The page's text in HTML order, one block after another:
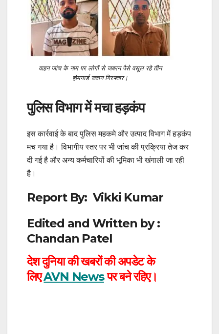
वाहन जांच के नाम पर लोगों से जबरन पैसे वसूल रहे तीन
होमगार्ड जवान गिरफ्तार।
पुलिस विभाग में मचा हड़कंप
इस कार्रवाई के बाद पुलिस महकमे और उत्पाद विभाग में हड़कंप
मच गया है। विभागीय स्तर पर भी जांच की प्रक्रिया तेज कर
दी गई है और अन्य कर्मचारियों की भूमिका भी खंगाली जा रही
है।
Report By: Vikki Kumar
Edited and Written by :
Chandan Patel
देश दुनिया की खबरों की अपडेट के
लिएAVN Newsपर बने रहिए।